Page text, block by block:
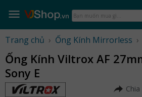
Bạn
muốn
gì...
Trang chủ › Ống Kính Mirrorless ›
Ống Kính Viltrox AF
Sony E
Chia